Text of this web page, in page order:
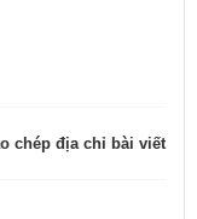
chép địa chỉ bài viết